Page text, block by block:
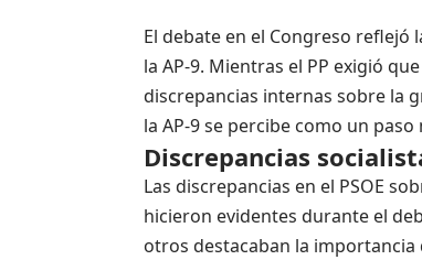
El debate en el Congreso reflejó
la AP-9. Mientras el PP exigió
discrepancias internas sobre la
la AP-9 se percibe como un
Discrepancias
Las discrepancias en el PSOE
hicieron evidentes durante el
otros destacaban la